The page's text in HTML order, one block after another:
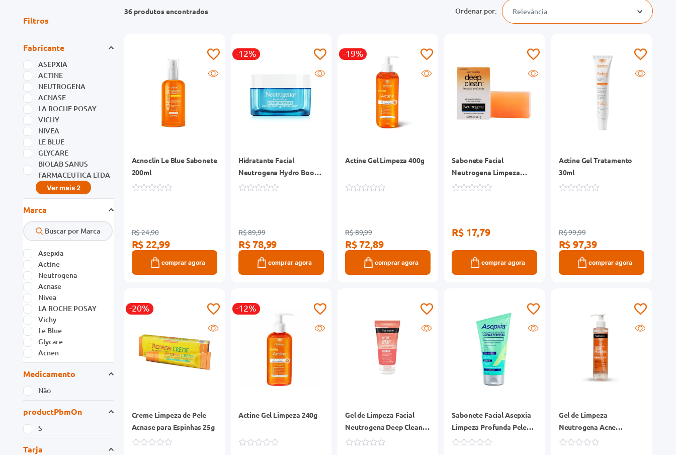
Filtros
Fabricante
ASEPXIA
ACTINE
NEUTROGENA
ACNASE
LA ROCHE POSAY
VICHY
NIVEA
LE BLUE
GLYCARE
BIOLAB SANUS
FARMACEUTICA LTDA
Ver mais 2
Marca
Asepxia
Actine
Neutrogena
Acnase
Nivea
LA ROCHE POSAY
Vichy
Le Blue
Glycare
Acnen
Medicamento
Não
productPbmOn
S
Tarja
36 produtos Relevância
Acnoclin Le Blue Sabonete
200ml
R$ 24,90
R$ 22,99
comprar agora
-12%
Hidratante Facial
Neutrogena Hydro Boost
Water Gel 50g
R$ 89,99
R$ 78,99
comprar agora
-19%
Actine Gel Limpeza 400g
R$ 89,99
R$ 72,89
comprar agora
Sabonete Facial
Neutrogena Limpeza
Profunda Glicerina Barra
R$ 17,79
comprar agora
Actine Gel Tratamento
30ml
R$ 99,99
R$ 97,39
comprar agora
-20%
Creme Limpeza de Pele
Acnase para Espinhas 25g
-12%
Actine Gel Limpeza 240g
Gel de Limpeza Facial
Neutrogena Deep Clean
Grapefruit 60g
Sabonete Facial Asepxia
Limpeza Profunda Pele
Oleosa 150ml
Gel de Limpeza
Neutrogena Acne
Proofing 200ml